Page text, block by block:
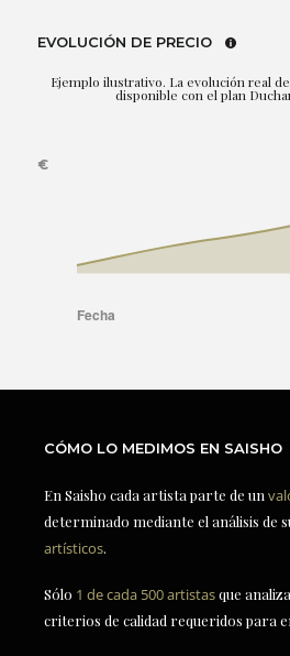
EVOLUCIÓN DE PRECIO
Ejemplo ilustrativo. La evolución real
disponible con el plan
CÓMO LO MEDIMOS EN SAISHO
En Saisho cada artista parte de un
determinado mediante el análisis de
artísticos.
Sólo 1 de cada 500 artistasque
criterios de calidad requeridos para